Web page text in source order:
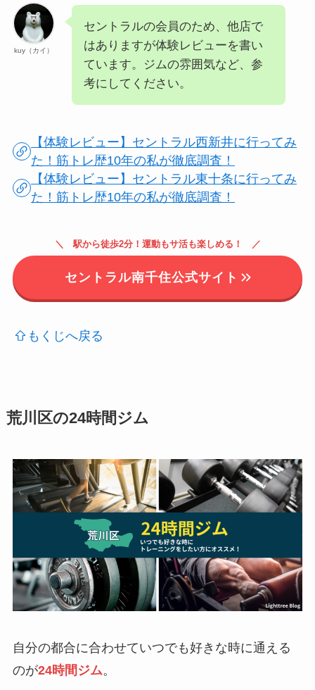
kuy（カイ）
セントラルの会員のため、他店で
はありますが体験レビューを書い
ています。ジムの雰囲気など、参
考にしてください。
【体験レビュー】セントラル西新井に行ってみ
た！筋トレ歴10年の私が徹底調査！
【体験レビュー】セントラル東十条に行ってみ
た！筋トレ歴10年の私が徹底調査！
＼ 駅から徒歩2分！運動もサ活も楽しめる！ ／
セントラル南千住公式サイト
もくじへ戻る
荒川区の24時間ジム
自分の都合に合わせていつでも好きな時に通える
のが24時間ジム。